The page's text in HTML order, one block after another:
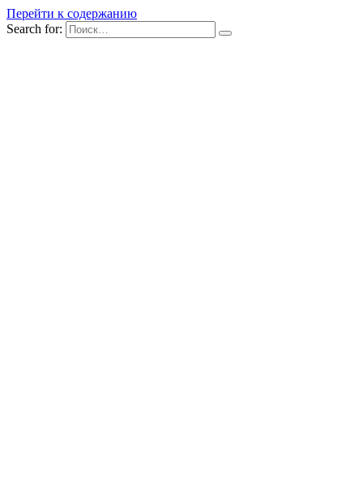
Перейти к содержанию
Search for: